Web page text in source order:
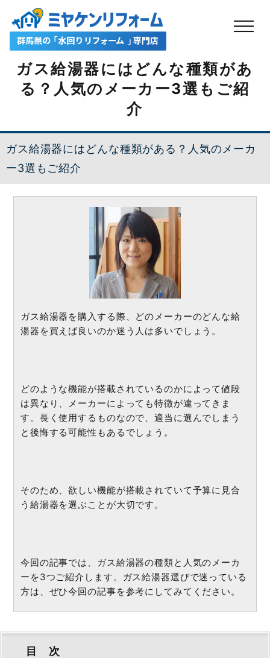
ガス給湯器にはどんな種類があ
る？人気のメーカー3選もご紹
介
ガス給湯器にはどんな種類がある？人気のメーカ
ー3選もご紹介
ガス給湯器を購入する際、どのメーカーのどんな給
湯器を買えば良いのか迷う人は多いでしょう。
どのような機能が搭載されているのかによって値段
は異なり、メーカーによっても特徴が違ってきま
す。長く使用するものなので、適当に選んでしまう
と後悔する可能性もあるでしょう。
そのため、欲しい機能が搭載されていて予算に見合
う給湯器を選ぶことが大切です。
今回の記事では、ガス給湯器の種類と人気のメーカ
ーを3つご紹介します。ガス給湯器選びで迷っている
方は、ぜひ今回の記事を参考にしてみてください。
目 次